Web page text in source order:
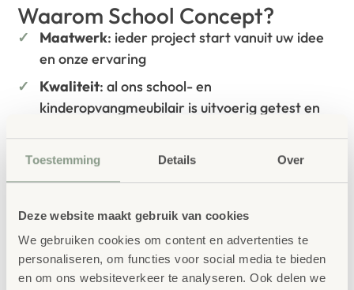
Toestemming Details Over
Deze website maakt gebruik van cookies
We gebruiken cookies om content en advertenties te
personaliseren, om functies voor social media te bieden
en om ons websiteverkeer te analyseren. Ook delen we
Waarom School Concept?
Maatwerk: ieder project start vanuit uw idee
en onze ervaring
Kwaliteit: al ons school- en
kinderopvangmeubilair is uitvoerig getest en
Duurzaamheid
: wij werken met circulaire
producten, waaronder onzeOneWood-lijnvan
Daarnaast zelfs voorzien van het
milieukeurmerk EU-Ecolabel .
Extra informatie